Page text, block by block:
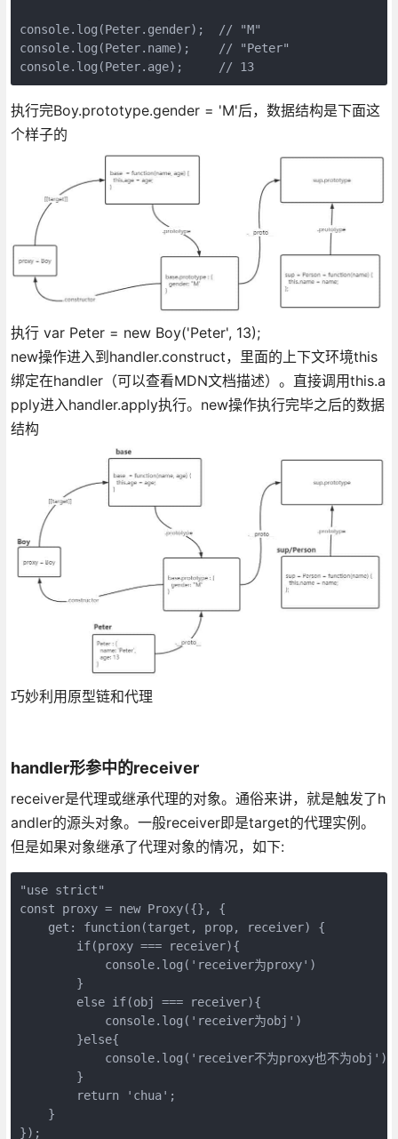
console.log(Peter.gender);  // "M"
console.log(Peter.name);    // "Peter"
console.log(Peter.age);     // 13
执行完Boy.prototype.gender = 'M'后，数据结构是下面这
个样子的
执行 var Peter = new Boy('Peter', 13);
new操作进入到handler.construct，里面的上下文环境this
绑定在handler（可以查看MDN文档描述）。直接调用this.a
pply进入handler.apply执行。new操作执行完毕之后的数据
结构
巧妙利用原型链和代理
handler形参中的receiver
receiver是代理或继承代理的对象。通俗来讲，就是触发了h
andler的源头对象。一般receiver即是target的代理实例。
但是如果对象继承了代理对象的情况，如下:
"use strict"
const proxy = new Proxy({}, {
    get: function(target, prop, receiver) {
        if(proxy === receiver){
            console.log('receiver为proxy')
        }
        else if(obj === receiver){
            console.log('receiver为obj')
        }else{
            console.log('receiver不为proxy也不为obj')
        }
        return 'chua';
    }
});